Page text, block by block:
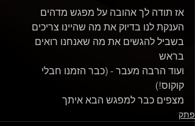
אז תודה לך אהובה על מפגש מדהים
הענקת לנו בדיוק את מה שהיינו צריכים
בשביל להגשים את מה שאנחנו רואים
בראש
ועוד הרבה מעבר - (כבר הזמנו חבלי
קוקוס!)
מצפים כבר למפגש הבא איתך
פתק